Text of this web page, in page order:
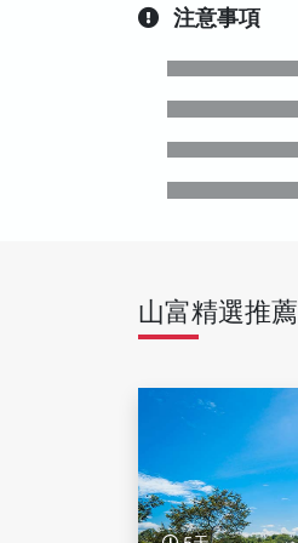
注意事項
山富精選推薦